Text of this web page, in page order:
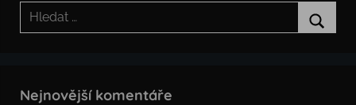
Hledat:
Nejnovější komentáře